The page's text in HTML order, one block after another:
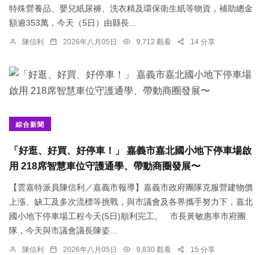
特殊營養品、嬰兒紙尿褲、洗衣精及環保衛生紙等物資，補助總金
額逾353萬，今天（5日）由縣長...
陳信利 2026年八月05日 9,712 觀看 14 分享
綜合新聞
「好逛、好買、好停車！」 嘉義市嘉北國小地下停車場啟
用 218席智慧車位守護通學、帶動商圈發展〜
【雲嘉特派員陳信利／嘉義市報導】嘉義市政府團隊克服營建物價
上漲、缺工及多次流標等挑戰，與市議會及各界攜手努力下，嘉北
國小地下停車場工程今天(5日)順利完工。 市長黃敏惠率市府團
隊，今天與市議會議長陳姿...
陳信利 2026年八月05日 9,830 觀看 15 分享